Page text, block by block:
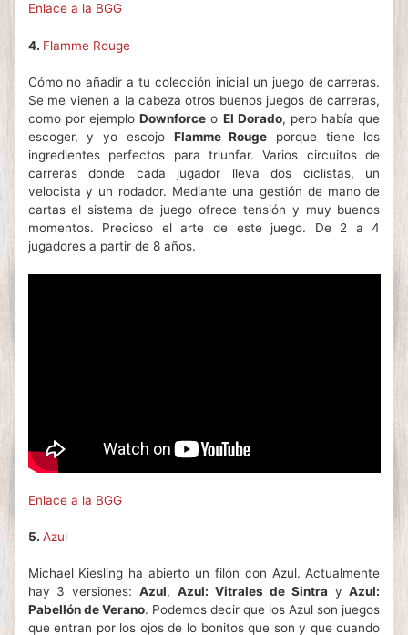
Enlace a la BGG
4. Flamme Rouge
Cómo no añadir a tu colección inicial un juego de carreras.
Se me vienen a la cabeza otros buenos juegos de carreras,
como por ejemploDownforce o El Dorado, pero había que
escoger, y yo escojo Flamme Rouge porque tiene los
ingredientes perfectos para triunfar. Varios circuitos de
carreras donde cada jugador lleva dos ciclistas, un
velocista y un rodador. Mediante una gestión de mano de
cartas el sistema de juego ofrece tensión y muy buenos
momentos. Precioso el arte de este juego. De 2 a 4
jugadores a partir de 8 años.
Enlace a la BGG
5. Azul
Michael Kiesling ha abierto un filón con Azul. Actualmente
hay 3 versiones:Azul,Azul: Vitrales de Sintra yAzul:
Pabellón de Verano. Podemos decir que los Azul son juegos
que entran por los ojos de lo bonitos que son y que cuando